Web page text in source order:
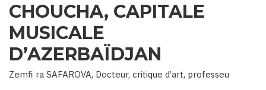
CHOUCHA, CAPITALE
MUSICALE
D’AZERBAÏDJAN
Zemfi ra SAFAROVA, Docteur, critique d’art, professeu